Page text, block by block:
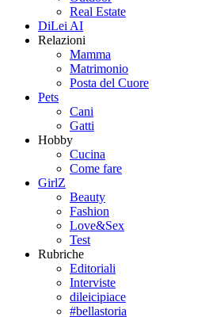
Real Estate
DiLei AI
Relazioni
Mamma
Matrimonio
Posta del Cuore
Pets
Cani
Gatti
Hobby
Cucina
Come fare
GirlZ
Beauty
Fashion
Love&Sex
Test
Rubriche
Editoriali
Interviste
dileicipiace
#bellastoria